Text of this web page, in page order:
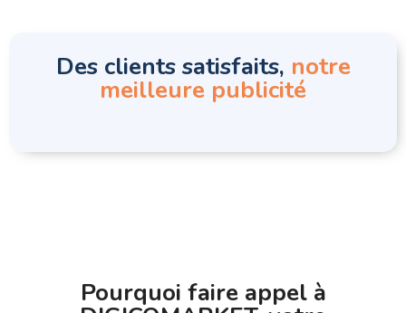
Des clients satisfaits, notre
meilleure publicité
Pourquoi faire appel à